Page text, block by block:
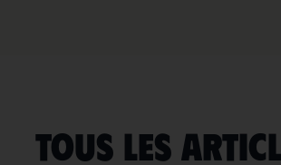
TOUS LES